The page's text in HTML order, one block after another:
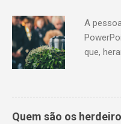
A
que,
não
a
Quem são os